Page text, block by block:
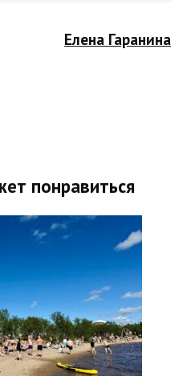
Елена Гаранина
понравиться